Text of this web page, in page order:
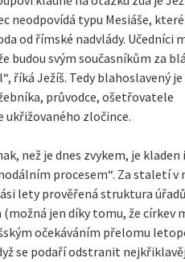
neodpovídá typu Mesiáše,
od římské nadvlády. Učedníci
budou svým současníkům za
říká Ježíš. Tedy blahoslavený
průvodce, ošetřovatele
ukřižovaného zločince.
než je dnes zvykem, je kladen
procesem“. Za staletí v
lety prověřená struktura
jen díky tomu, že církev
očekáváním přelomu
se podaří odstranit